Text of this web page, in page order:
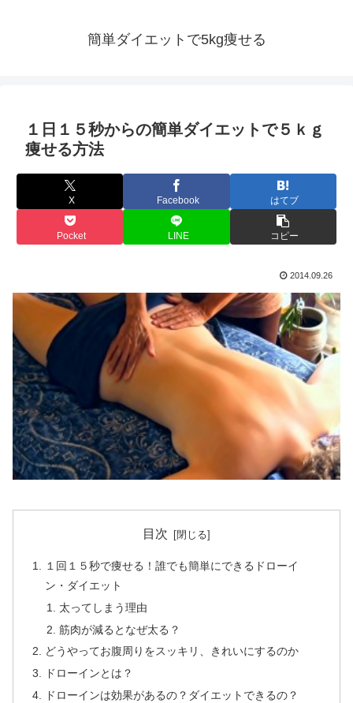
簡単ダイエットで5kg痩せる
１日１５秒からの簡単ダイエットで５ｋｇ
痩せる方法
X Facebook はてブ
Pocket LINE コピー
2014.09.26
目次
１回１５秒で痩せる！誰でも簡単にできるドローイ
ン・ダイエット
太ってしまう理由
筋肉が減るとなぜ太る？
どうやってお腹周りをスッキリ、きれいにするのか
ドローインとは？
ドローインは効果があるの？ダイエットできるの？